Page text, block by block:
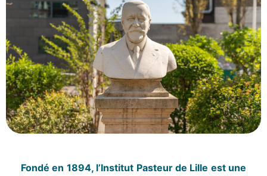
Fondé en 1894, l’Institut Pasteur de Lille est une